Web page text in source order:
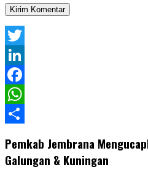
Twitter
LinkedIn
Facebook
WhatsApp
Pemkab Jembrana
Galungan & Kuningan